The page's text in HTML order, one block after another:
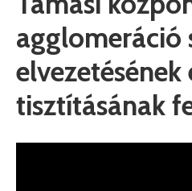
Önkormányzat
Polgármesteri
Hivatal
Közérdekű
agglomeráció
elvezetésének
tisztításának